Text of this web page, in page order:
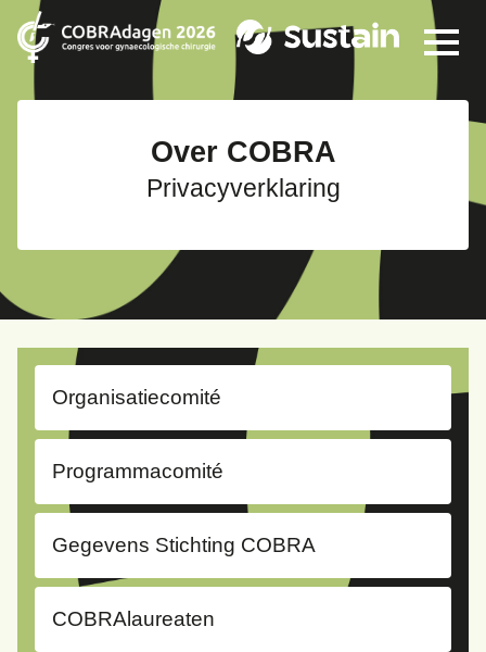
Over COBRA
Privacyverklaring
Organisatiecomité
Programmacomité
Gegevens Stichting COBRA
COBRAlaureaten